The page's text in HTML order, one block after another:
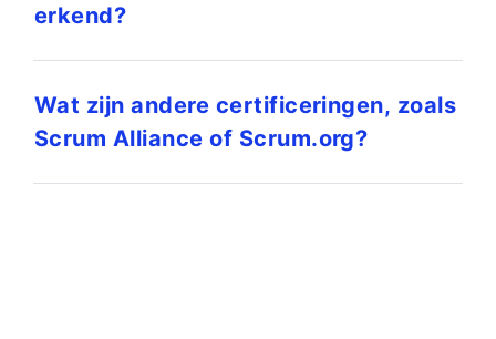
erkend?
Wat zijn andere certificeringen, zoals
Scrum Alliance of Scrum.org?